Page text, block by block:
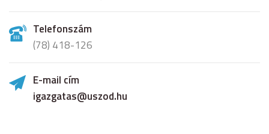
Telefonszám
(78) 418-126
E-mail cím
igazgatas@uszod.hu